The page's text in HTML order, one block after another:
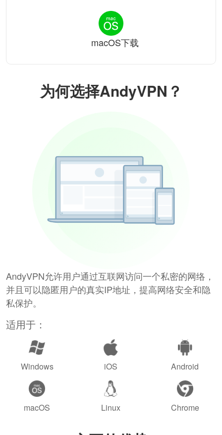
为何选择AndyVPN？
AndyVPN允许用户通过互联网访问一个私密的网络，
并且可以隐匿用户的真实IP地址，提高网络安全和隐
私保护。
适用于：
Windows iOS Android
macOS Linux Chrome
macOS下载